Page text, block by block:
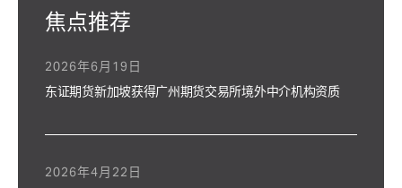
焦点推荐
东证期货新加坡获得广州期货交易所境外中介机构资质
2026年6月19日
2026年4月22日